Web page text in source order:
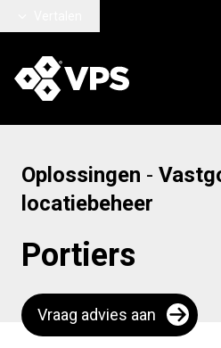
Oplossingen -
locatiebeheer
Portiers
Vraag advies aan